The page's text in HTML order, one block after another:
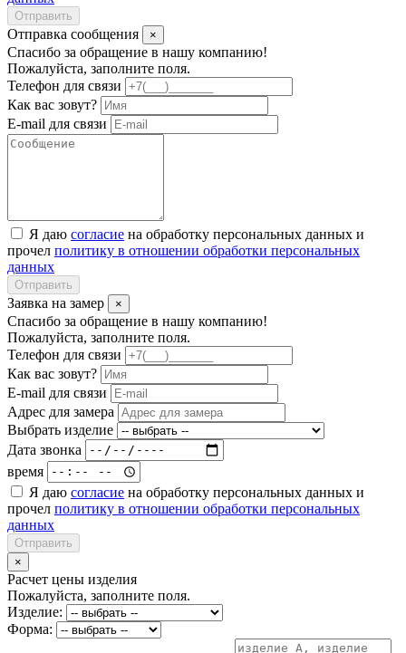
Отправить
Отправка сообщения ×
Спасибо за обращение в нашу компанию!
Пожалуйста, заполните поля.
Телефон для связи
Как вас зовут?
E-mail для связи
Я даю согласие на обработку персональных данных и
прочел политику в отношении обработки персональных
данных
Отправить
Заявка на замер ×
Спасибо за обращение в нашу компанию!
Пожалуйста, заполните поля.
Телефон для связи
Как вас зовут?
E-mail для связи
Адрес для замера
Выбрать изделие
Дата звонка
время
Я даю согласие на обработку персональных данных и
прочел политику в отношении обработки персональных
данных
Отправить
×
Расчет цены изделия
Пожалуйста, заполните поля.
Изделие:
Форма: